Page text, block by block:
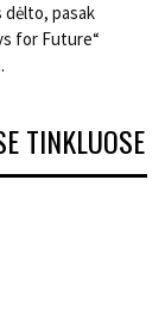
dėlto, pasak
for Future“
TINKLUOSE